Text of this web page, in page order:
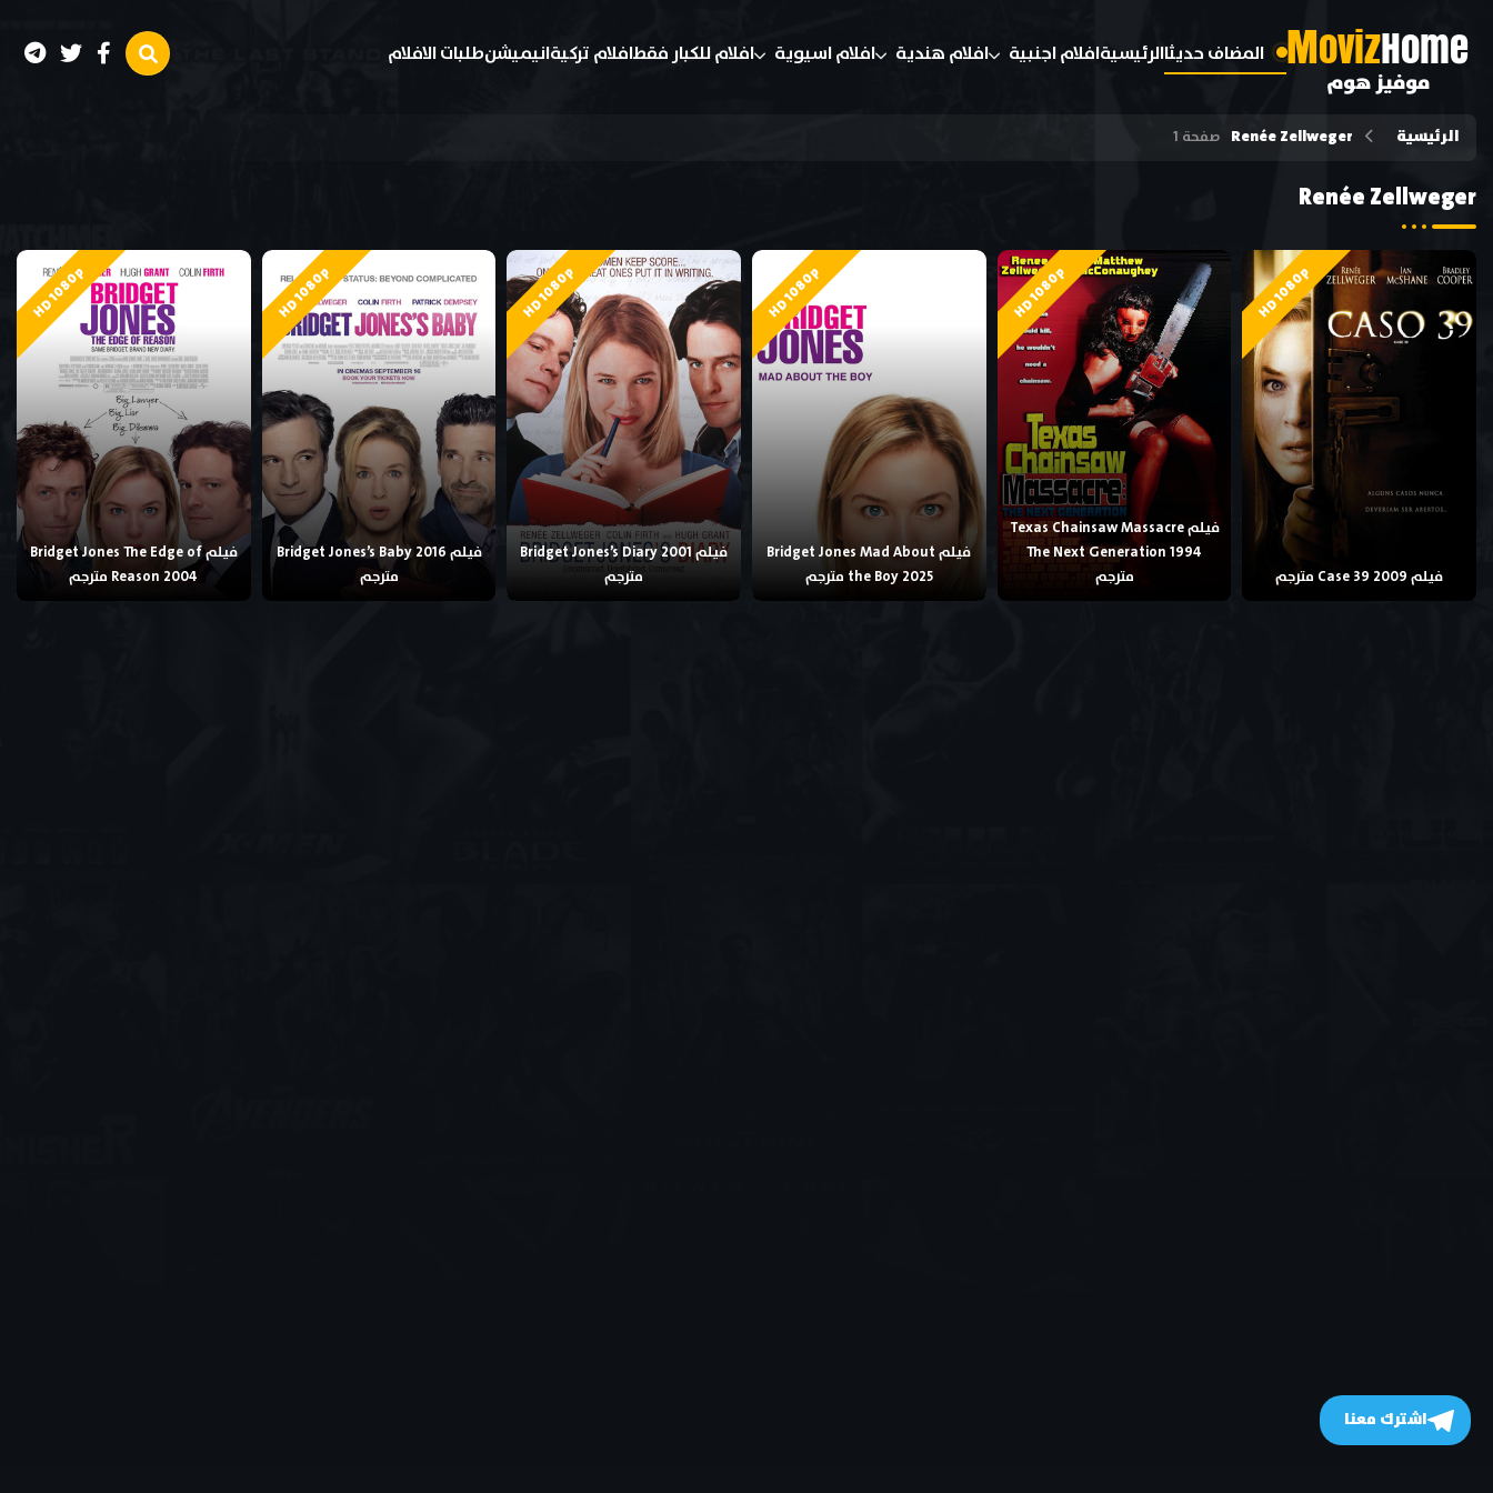
MovizHome
موفيز هوم
المضاف حديثاالرئيسيةافلام اجنبية افلام هندية افلام اسيوية افلام للكبار فقطافلام تركيةانيميشنطلبات الافلام
الرئيسية Renée Zellweger صفحة 1
Renée Zellweger
HD 1080p
فيلم Case 39 2009 مترجم
HD 1080p
فيلم Texas Chainsaw Massacre
The Next Generation 1994
مترجم
HD 1080p
فيلم Bridget Jones Mad About
the Boy 2025 مترجم
HD 1080p
فيلم Bridget Jones’s Diary 2001
مترجم
HD 1080p
فيلم Bridget Jones’s Baby 2016
مترجم
HD 1080p
فيلم Bridget Jones The Edge of
Reason 2004 مترجم
اشترك معنا